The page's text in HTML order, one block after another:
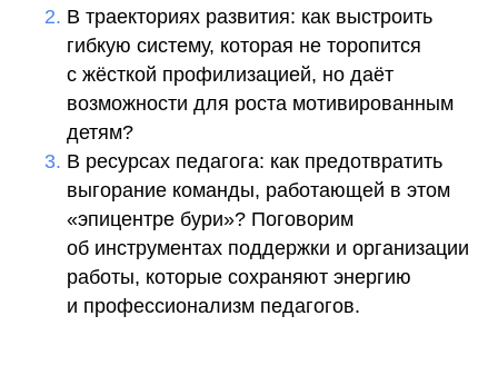
В траекториях развития: как выстроить
гибкую систему, которая не торопится
с жёсткой профилизацией, но даёт
возможности для роста мотивированным
детям?
В ресурсах педагога: как предотвратить
выгорание команды, работающей в этом
«эпицентре бури»? Поговорим
об инструментах поддержки и организации
работы, которые сохраняют энергию
и профессионализм педагогов.